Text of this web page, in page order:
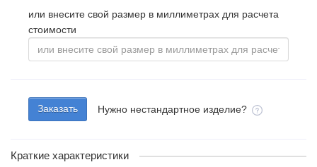
или внесите свой размер в миллиметрах для расчета
стоимости
Заказать Нужно нестандартное изделие?
Краткие характеристики